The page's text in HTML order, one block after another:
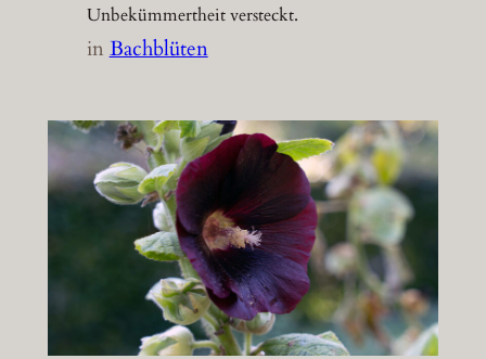
Unbekümmertheit versteckt.
inBachblüten